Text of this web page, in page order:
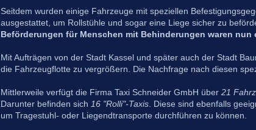
Seitdem wurden einige Fahrzeuge mit speziellen
ausgestattet, um Rollstühle und sogar eine Liege sicher zu
Beförderungen für Menschen mit Behinderungen waren nun
Mit Aufträgen von der Stadt Kassel und später auch der Stadt
die Fahrzeugflotte zu vergrößern. Die Nachfrage nach diesen
Mittlerweile verfügt die Firma Taxi Schneider GmbH über 21
Darunter befinden sich 16 "Rolli"-Taxis . Diese sind ebenfalls
um Tragestuhl- oder Liegendtransporte durchführen zu können.